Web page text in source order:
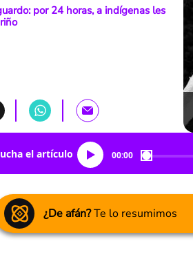
por 24 horas, a indígenas les
el artículo 00:00
¿De afán?Te lo resumimos